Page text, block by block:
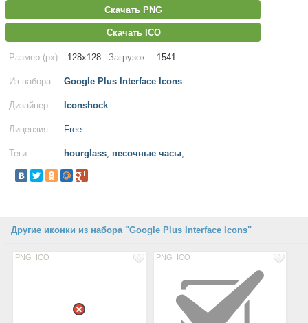
Скачать PNG
Скачать ICO
Размер (px): 128x128 Загрузок: 1541
Из набора: Google Plus Interface Icons
Дизайнер: Iconshock
Лицензия: Free
Теги: hourglass, песочные часы,
Другие иконки из набора "Google Plus Interface Icons"
PNG ICO PNG ICO